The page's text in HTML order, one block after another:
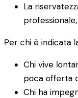
La
Per chi è indicata
Chi vive
poca offerta
Chi ha